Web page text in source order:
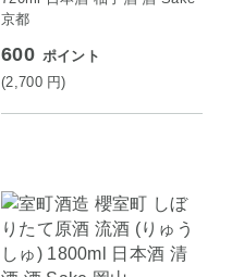
京都
600 ポイント
(2,700 円)